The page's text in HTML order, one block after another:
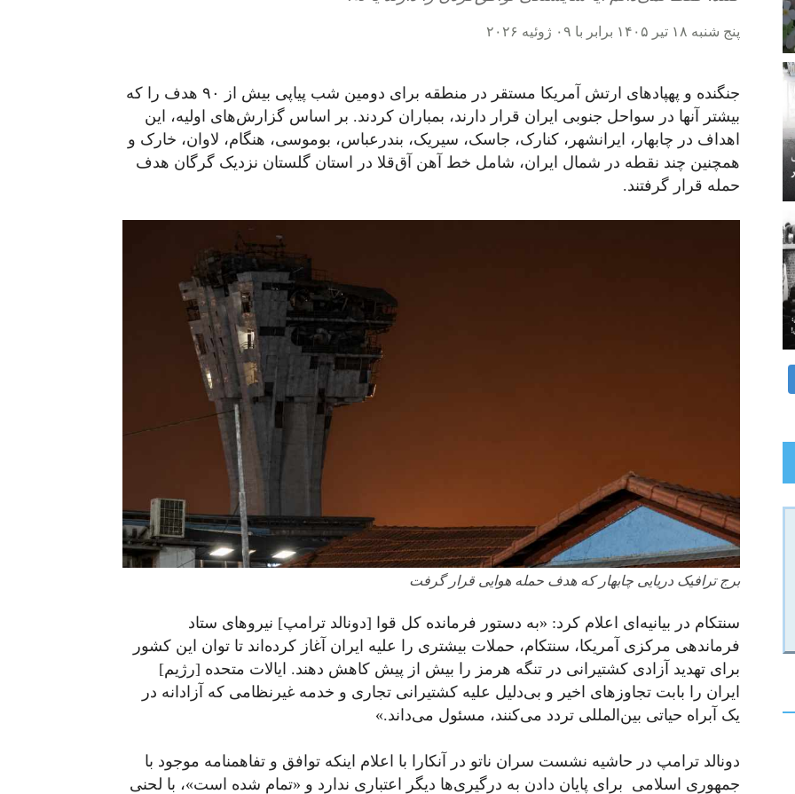
پنج شنبه ۱۸ تیر ۱۴۰۵ برابر با ۰۹ ژوئیه ۲۰۲۶
جنگنده و پهپادهای ارتش آمریکا مستقر در منطقه برای دومین شب پیاپی بیش از ۹۰ هدف را که
بیشتر آنها در سواحل جنوبی ایران قرار دارند، بمباران کردند. بر اساس گزارش‌های اولیه، این
اهداف در چابهار، ایرانشهر، کنارک، جاسک، سیریک، بندرعباس، بوموسی، هنگام، لاوان، خارک و
همچنین چند نقطه در شمال ایران، شامل خط آهن آق‌قلا در استان گلستان نزدیک گرگان هدف
حمله قرار گرفتند.
برج ترافیک دریایی چابهار که هدف حمله هوایی قرار گرفت
سنتکام در بیانیه‌ای اعلام کرد: «به دستور فرمانده کل قوا [دونالد ترامپ] نیروهای ستاد
فرماندهی مرکزی آمریکا، سنتکام، حملات بیشتری را علیه ایران آغاز کرده‌اند تا توان این کشور
برای تهدید آزادی کشتیرانی در تنگه هرمز را بیش از پیش کاهش دهند. ایالات متحده [رژیم]
ایران را بابت تجاوزهای اخیر و بی‌دلیل علیه کشتیرانی تجاری و خدمه غیرنظامی که آزادانه در
یک آبراه حیاتی بین‌المللی تردد می‌کنند، مسئول می‌داند.»
دونالد ترامپ در حاشیه نشست سران ناتو در آنکارا با اعلام اینکه توافق و تفاهمنامه موجود با
جمهوری اسلامی برای پایان دادن به درگیری‌ها دیگر اعتباری ندارد و «تمام شده است»، با لحنی